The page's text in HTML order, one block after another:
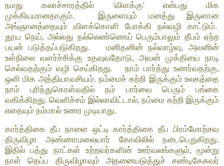
நமது கலாச்சாரத்தில் 'விளக்கு' என்பது மிக
முக்கியமானதாகும். இருளையும் மனத்து இருளான
அங்ஞானத்தையும் விளக்கொளி போக்கி நல்வழி காட்டும்.
தூய நெய், அல்லது நல்லெண்ணெய் பெரும்பாலும் தீபம் ஏற்ற
பயன் படுத்தப்படுகிறது. மனிதனின் நல்வாழ்வு, அவனின்
உள்நிலை வளர்ச்சிக்கு உதவுவதோடு, அவன் முக்தியை நாடி
செல்வதற்கும் வழி செய்கிறது. நாம் பார்த்து உணர்வதற்கு,
ஒளி மிக அத்தியாவசியம். நம்மைச் சுற்றி இருக்கும் உலகத்தை
நாம் புரிந்துகொள்வதில் நம் பார்வை பெரும் பங்கை
வகிக்கிறது. வெளிச்சம் இல்லாவிட்டால், நம்மை சுற்றி இருக்கும்
எதையும் நம்மால் உணர முடியாது.
கார்த்திகை தீப நாளை ஒட்டி கார்த்திகை தீப பிரம்மோற்சவ
திருவிழா அண்ணாமலையார் கோவிலில் நடைபெறுகிறது.
இதில் பத்து நாட்கள் உற்றவர்களின் ஊர்வலங்களும், மூன்று
நாள் தெப்ப திருவிழாவும் அதனையடுத்துச் சண்டிகேசுவர்